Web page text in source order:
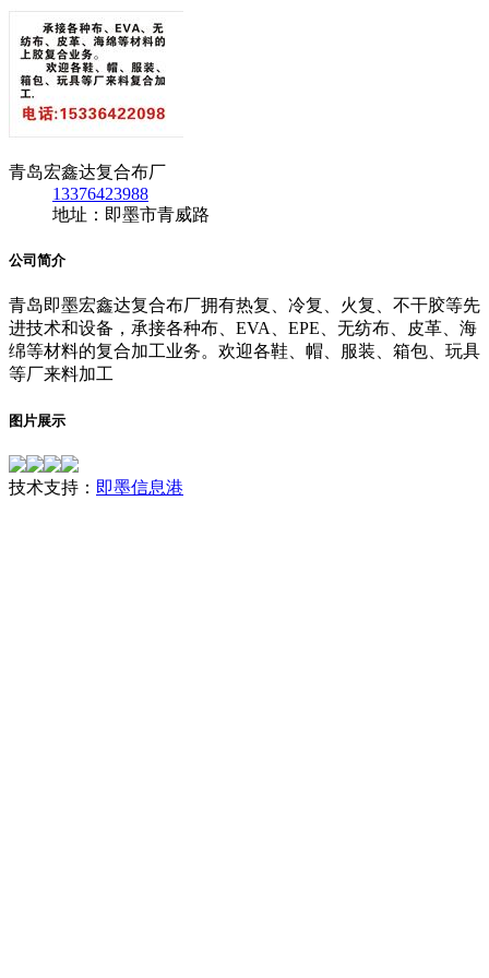
青岛宏鑫达复合布厂
13376423988
地址：即墨市青威路
公司简介
青岛即墨宏鑫达复合布厂拥有热复、冷复、火复、不干胶等先
进技术和设备，承接各种布、EVA、EPE、无纺布、皮革、海
绵等材料的复合加工业务。欢迎各鞋、帽、服装、箱包、玩具
等厂来料加工
图片展示
技术支持： 即墨信息港